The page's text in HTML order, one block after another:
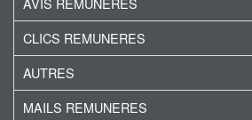
CLICS REMUNERES
AUTRES
MAILS REMUNERES